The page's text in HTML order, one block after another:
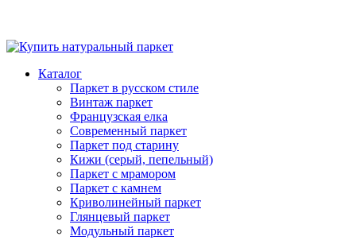
Каталог
Паркет в русском стиле
Винтаж паркет
Французская елка
Современный паркет
Паркет под старину
Кижи (серый, пепельный)
Паркет с мрамором
Паркет с камнем
Криволинейный паркет
Глянцевый паркет
Модульный паркет